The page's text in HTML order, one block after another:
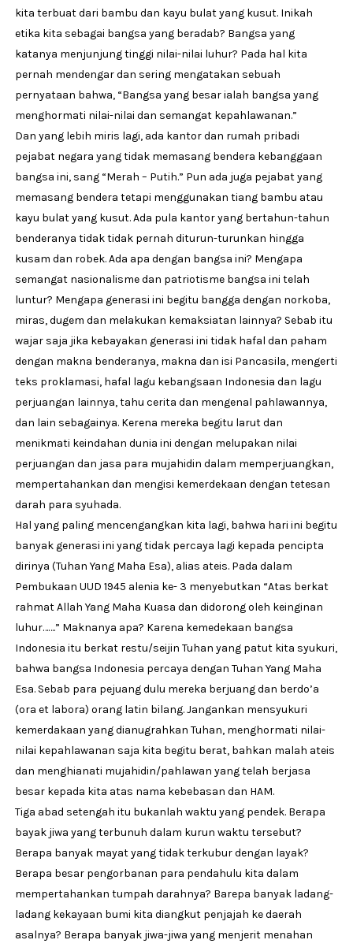
kita terbuat dari bambu dan kayu bulat yang kusut. Inikah
etika kita sebagai bangsa yang beradab? Bangsa yang
katanya menjunjung tinggi nilai-nilai luhur? Pada hal kita
pernah mendengar dan sering mengatakan sebuah
pernyataan bahwa, “Bangsa yang besar ialah bangsa yang
menghormati nilai-nilai dan semangat kepahlawanan.”
Dan yang lebih miris lagi, ada kantor dan rumah pribadi
pejabat negara yang tidak memasang bendera kebanggaan
bangsa ini, sang “Merah – Putih.” Pun ada juga pejabat yang
memasang bendera tetapi menggunakan tiang bambu atau
kayu bulat yang kusut. Ada pula kantor yang bertahun-tahun
benderanya tidak tidak pernah diturun-turunkan hingga
kusam dan robek. Ada apa dengan bangsa ini? Mengapa
semangat nasionalisme dan patriotisme bangsa ini telah
luntur? Mengapa generasi ini begitu bangga dengan norkoba,
miras, dugem dan melakukan kemaksiatan lainnya? Sebab itu
wajar saja jika kebayakan generasi ini tidak hafal dan paham
dengan makna benderanya, makna dan isi Pancasila, mengerti
teks proklamasi, hafal lagu kebangsaan Indonesia dan lagu
perjuangan lainnya, tahu cerita dan mengenal pahlawannya,
dan lain sebagainya. Kerena mereka begitu larut dan
menikmati keindahan dunia ini dengan melupakan nilai
perjuangan dan jasa para mujahidin dalam memperjuangkan,
mempertahankan dan mengisi kemerdekaan dengan tetesan
darah para syuhada.
Hal yang paling mencengangkan kita lagi, bahwa hari ini begitu
banyak generasi ini yang tidak percaya lagi kepada pencipta
dirinya (Tuhan Yang Maha Esa), alias ateis. Pada dalam
Pembukaan UUD 1945 alenia ke- 3 menyebutkan “Atas berkat
rahmat Allah Yang Maha Kuasa dan didorong oleh keinginan
luhur…….” Maknanya apa? Karena kemedekaan bangsa
Indonesia itu berkat restu/seijin Tuhan yang patut kita syukuri,
bahwa bangsa Indonesia percaya dengan Tuhan Yang Maha
Esa. Sebab para pejuang dulu mereka berjuang dan berdo’a
(ora et labora) orang latin bilang. Jangankan mensyukuri
kemerdakaan yang dianugrahkan Tuhan, menghormati nilai-
nilai kepahlawanan saja kita begitu berat, bahkan malah ateis
dan menghianati mujahidin/pahlawan yang telah berjasa
besar kepada kita atas nama kebebasan dan HAM.
Tiga abad setengah itu bukanlah waktu yang pendek. Berapa
bayak jiwa yang terbunuh dalam kurun waktu tersebut?
Berapa banyak mayat yang tidak terkubur dengan layak?
Berapa besar pengorbanan para pendahulu kita dalam
mempertahankan tumpah darahnya? Barepa banyak ladang-
ladang kekayaan bumi kita diangkut penjajah ke daerah
asalnya? Berapa banyak jiwa-jiwa yang menjerit menahan